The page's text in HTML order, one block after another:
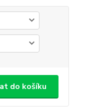
do košíku